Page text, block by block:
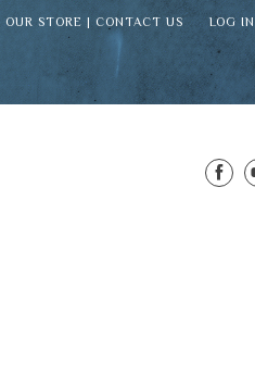
OUR STORE | CONTACT US LOG IN